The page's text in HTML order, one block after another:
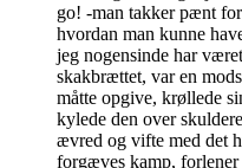
go! -man takker pænt
hvordan man kunne
jeg nogensinde har
skakbrættet, var en
måtte opgive, krøllede
kylede den over
ævred og vifte med det
forgæves kamp,